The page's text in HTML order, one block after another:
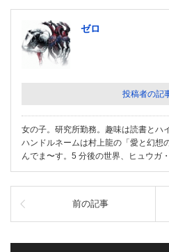
ゼロ
投稿者の記
女の子。研究所勤務。趣味は読書とハ
ハンドルネームは村上龍の「愛と幻想
んでま〜す。5 分後の世界、ヒュウガ
前の記事